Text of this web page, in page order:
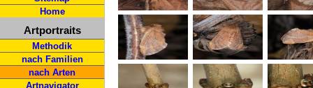
Home
Artportraits
Methodik
nach Familien
nach Arten
Artnavigator